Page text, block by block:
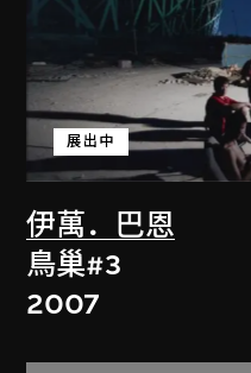
伊萬．巴恩
展出中
鳥巢#3
2007